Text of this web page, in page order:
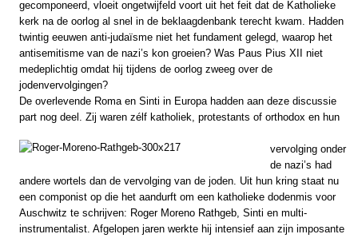
gecomponeerd, vloeit ongetwijfeld voort uit het feit dat de Katholieke
kerk na de oorlog al snel in de beklaagdenbank terecht kwam. Hadden
twintig eeuwen anti-judaïsme niet het fundament gelegd, waarop het
antisemitisme van de nazi’s kon groeien? Was Paus Pius XII niet
medeplichtig omdat hij tijdens de oorlog zweeg over de
jodenvervolgingen?
De overlevende Roma en Sinti in Europa hadden aan deze discussie
part nog deel. Zij waren zélf katholiek, protestants of orthodox en hun
vervolging onder
de nazi’s had
andere wortels dan de vervolging van de joden. Uit hun kring staat nu
een componist op die het aandurft om een katholieke dodenmis voor
Auschwitz te schrijven: Roger Moreno Rathgeb, Sinti en multi-
instrumentalist. Afgelopen jaren werkte hij intensief aan zijn imposante